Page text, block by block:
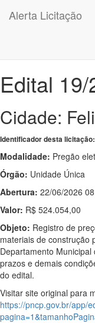
Alerta Licitação
Edital
Cidade:
Identificador desta licitação:
Modalidade: Pregão
Órgão: Unidade Única
Abertura: 22/06/2026
Valor: R$ 524.054,00
Objeto: Registro de
materiais de construção
Departamento
prazos e demais
do edital.
Visitar site original para
https://pncp.gov.br/app/